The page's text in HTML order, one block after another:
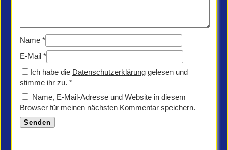
Name *
E-Mail *
Ich habe die Datenschutzerklärung gelesen und
stimme ihr zu. *
Name, E-Mail-Adresse und Website in diesem
Browser für meinen nächsten Kommentar speichern.